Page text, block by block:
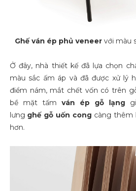
Ghế ván ép phủ veneer với màu
Ở đây, nhà thiết kế đã lựa chọn
màu sắc ấm áp và đã được xử lý
điểm nám, mắt chết vốn có trên
bề mặt tấm ván ép gỗ lạng
lưng ghế gỗ uốn cong càng thêm
hơn.